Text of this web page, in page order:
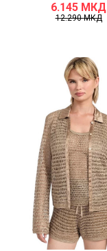
6.145 МКД
12.290МКД